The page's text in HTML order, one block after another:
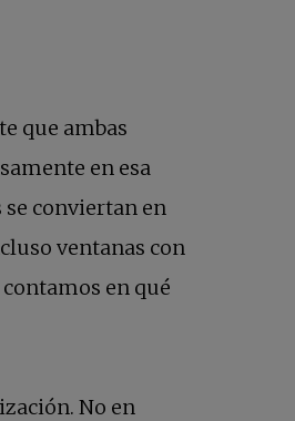
que ambas
en esa
conviertan en
ventanas con
en qué
No en